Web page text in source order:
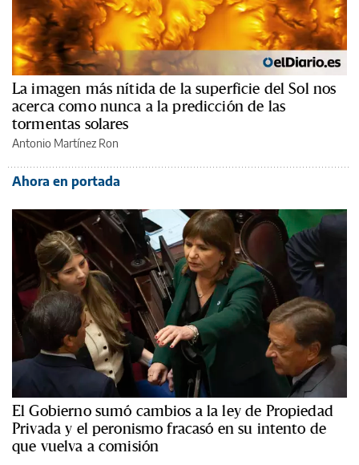
La imagen más nítida de la superficie del Sol nos
acerca como nunca a la predicción de las
tormentas solares
Antonio Martínez Ron
Ahora en portada
El Gobierno sumó cambios a la ley de Propiedad
Privada y el peronismo fracasó en su intento de
que vuelva a comisión